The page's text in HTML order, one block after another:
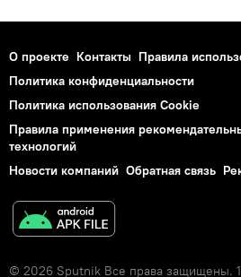
О проекте Контакты Правила
Политика конфиденциальности
Политика использования Cookie
Правила применения
технологий
Новости компаний Обратная связь
© 2026 Sputnik Все права защищены.